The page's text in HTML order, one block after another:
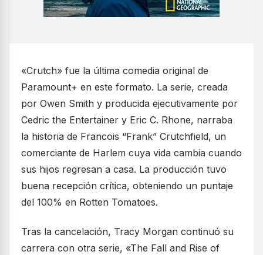
«Crutch» fue la última comedia original de
Paramount+ en este formato. La serie, creada
por Owen Smith y producida ejecutivamente por
Cedric the Entertainer y Eric C. Rhone, narraba
la historia de Francois “Frank” Crutchfield, un
comerciante de Harlem cuya vida cambia cuando
sus hijos regresan a casa. La producción tuvo
buena recepción crítica, obteniendo un puntaje
del 100% en Rotten Tomatoes.
Tras la cancelación, Tracy Morgan continuó su
carrera con otra serie, «The Fall and Rise of